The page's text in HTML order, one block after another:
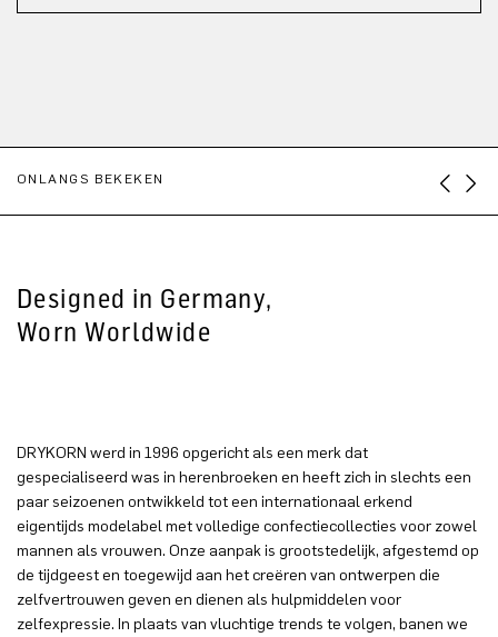
ONLANGS BEKEKEN
Designed in Germany,
Worn Worldwide
DRYKORN werd in 1996 opgericht als een merk dat
gespecialiseerd was in herenbroeken en heeft zich in slechts een
paar seizoenen ontwikkeld tot een internationaal erkend
eigentijds modelabel met volledige confectiecollecties voor zowel
mannen als vrouwen. Onze aanpak is grootstedelijk, afgestemd op
de tijdgeest en toegewijd aan het creëren van ontwerpen die
zelfvertrouwen geven en dienen als hulpmiddelen voor
zelfexpressie. In plaats van vluchtige trends te volgen, banen we